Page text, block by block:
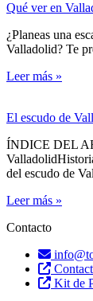
Qué ver en
¿Planeas una
Valladolid? Te
Leer más »
El escudo de
ÍNDICE DEL
del escudo de
Leer más »
Contacto
Kit de